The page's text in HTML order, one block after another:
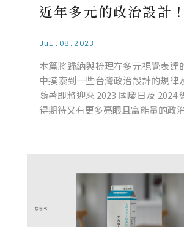
近年多元的政治設計！
Jul.08.2023
本篇將歸納與梳理在多元視覺表達
中摸索到一些台灣政治設計的規律
隨著即將迎來 2023 國慶日及 2024
得期待又有更多亮眼且富能量的政